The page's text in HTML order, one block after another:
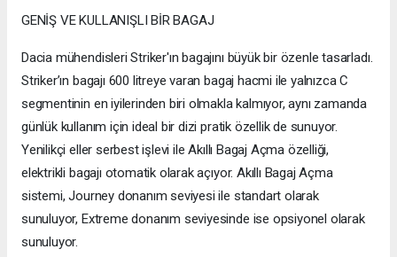
GENİŞ VE KULLANIŞLI BİR BAGAJ
Dacia mühendisleri Striker'ın bagajını büyük bir özenle tasarladı.
Striker’ın bagajı 600 litreye varan bagaj hacmi ile yalnızca C
segmentinin en iyilerinden biri olmakla kalmıyor, aynı zamanda
günlük kullanım için ideal bir dizi pratik özellik de sunuyor.
Yenilikçi eller serbest işlevi ile Akıllı Bagaj Açma özelliği,
elektrikli bagajı otomatik olarak açıyor. Akıllı Bagaj Açma
sistemi, Journey donanım seviyesi ile standart olarak
sunuluyor, Extreme donanım seviyesinde ise opsiyonel olarak
sunuluyor.